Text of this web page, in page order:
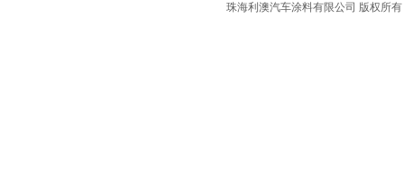
珠海利澳汽车涂料有限公司 版权所有